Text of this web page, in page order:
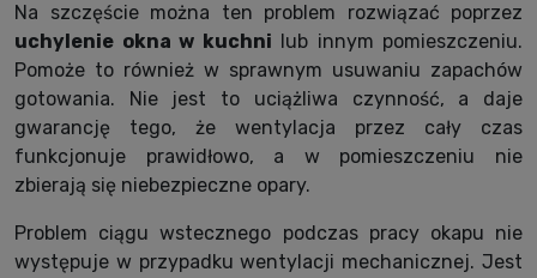
Na szczęście można ten problem rozwiązać poprzez
uchylenie okna w kuchni lub innym pomieszczeniu.
Pomoże to również w sprawnym usuwaniu zapachów
gotowania. Nie jest to uciążliwa czynność, a daje
gwarancję tego, że wentylacja przez cały czas
funkcjonuje prawidłowo, a w pomieszczeniu nie
zbierają się niebezpieczne opary.
Problem ciągu wstecznego podczas pracy okapu nie
występuje w przypadku wentylacji mechanicznej. Jest